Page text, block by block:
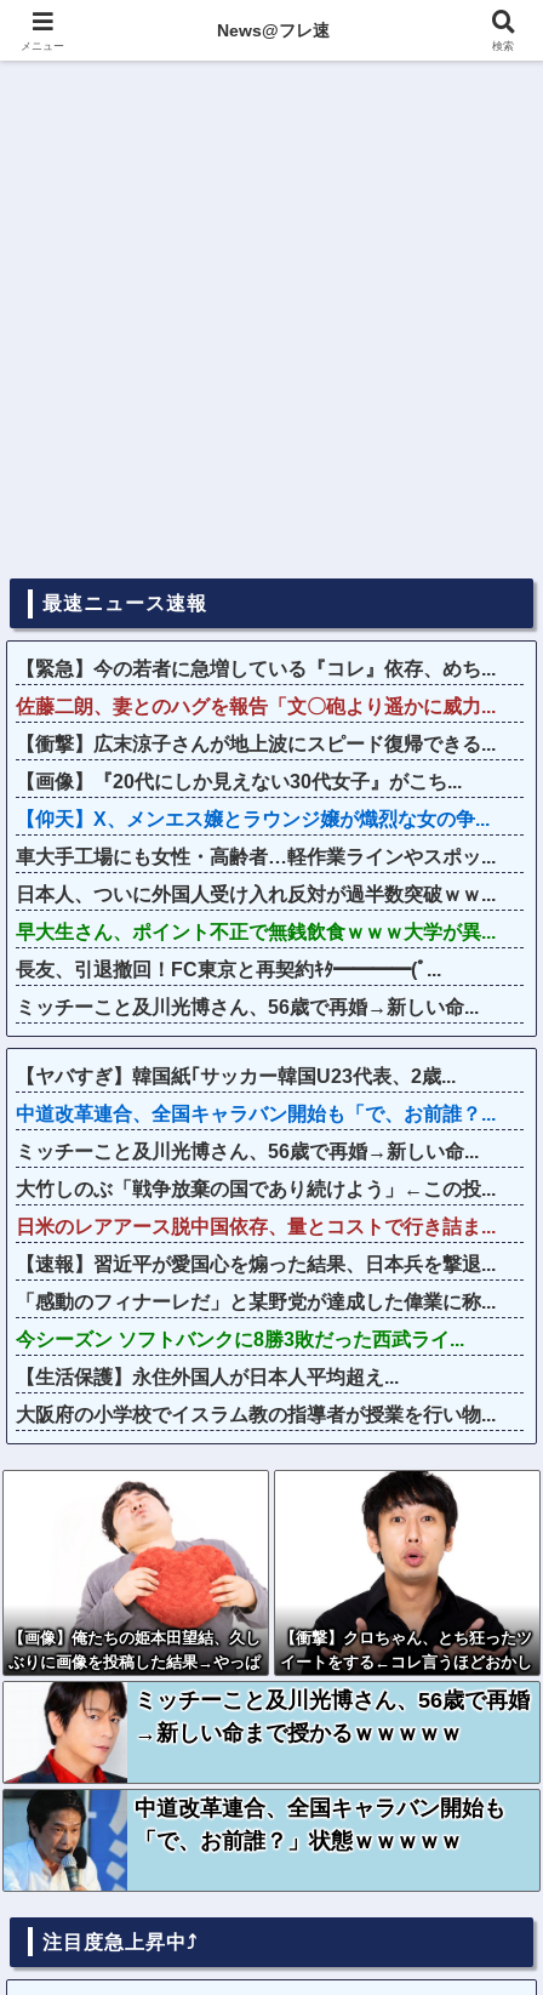
最速ニュース速報
【緊急】今の若者に急増している『コレ』依存、めち...
佐藤二朗、妻とのハグを報告「文〇砲より遥かに威力...
【衝撃】広末涼子さんが地上波にスピード復帰できる...
【画像】『20代にしか見えない30代女子』がこち...
【仰天】X、メンエス嬢とラウンジ嬢が熾烈な女の争...
車大手工場にも女性・高齢者…軽作業ラインやスポッ...
日本人、ついに外国人受け入れ反対が過半数突破ｗｗ...
早大生さん、ポイント不正で無銭飲食ｗｗｗ大学が異...
長友、引退撤回！FC東京と再契約ｷﾀ━━━━(ﾟ...
ミッチーこと及川光博さん、56歳で再婚→新しい命...
【ヤバすぎ】韓国紙｢サッカー韓国U23代表、2歳...
中道改革連合、全国キャラバン開始も「で、お前誰？...
ミッチーこと及川光博さん、56歳で再婚→新しい命...
大竹しのぶ「戦争放棄の国であり続けよう」←この投...
日米のレアアース脱中国依存、量とコストで行き詰ま...
【速報】習近平が愛国心を煽った結果、日本兵を撃退...
「感動のフィナーレだ」と某野党が達成した偉業に称...
今シーズン ソフトバンクに8勝3敗だった西武ライ...
【生活保護】永住外国人が日本人平均超え...
大阪府の小学校でイスラム教の指導者が授業を行い物...
【画像】俺たちの姫本田望結、久し
ぶりに画像を投稿した結果→やっぱ
りワイらの姫だったw w w w w w
w w w w
【衝撃】クロちゃん、とち狂ったツ
イートをする←コレ言うほどおかし
いか？？？？？？
ミッチーこと及川光博さん、56歳で再婚
→新しい命まで授かるｗｗｗｗｗ
中道改革連合、全国キャラバン開始も
「で、お前誰？」状態ｗｗｗｗｗ
注目度急上昇中⤴
メニュー
News@フレ速
検索